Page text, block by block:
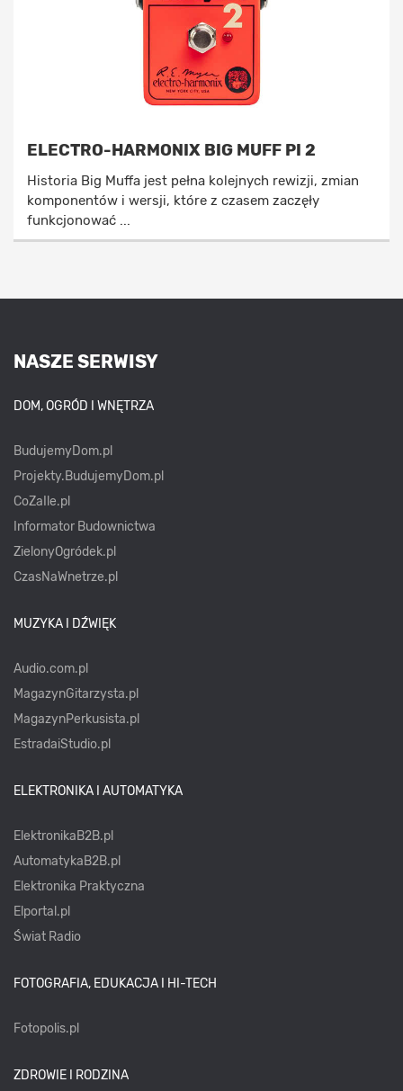
ELECTRO-HARMONIX BIG MUFF PI 2
Historia Big Muffa jest pełna kolejnych rewizji, zmian
komponentów i wersji, które z czasem zaczęły
funkcjonować ...
NASZE SERWISY
DOM, OGRÓD I WNĘTRZA
BudujemyDom.pl
Projekty.BudujemyDom.pl
CoZaIle.pl
Informator Budownictwa
ZielonyOgródek.pl
CzasNaWnetrze.pl
MUZYKA I DŹWIĘK
Audio.com.pl
MagazynGitarzysta.pl
MagazynPerkusista.pl
EstradaiStudio.pl
ELEKTRONIKA I AUTOMATYKA
ElektronikaB2B.pl
AutomatykaB2B.pl
Elektronika Praktyczna
Elportal.pl
Świat Radio
FOTOGRAFIA, EDUKACJA I HI-TECH
Fotopolis.pl
ZDROWIE I RODZINA